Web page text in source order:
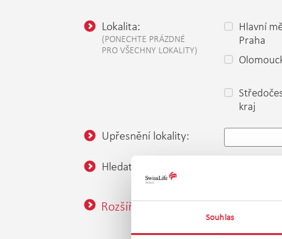
Souhlas
Lokalita:
(PONECHTE PRÁZDNÉ
PRO VŠECHNY LOKALITY)
Hlavní
Praha
kraj
Upřesnění lokality:
Hledat v okolí:
Rozšířené vyhledávání